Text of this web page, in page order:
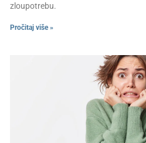
zloupotrebu.
Pročitaj više »